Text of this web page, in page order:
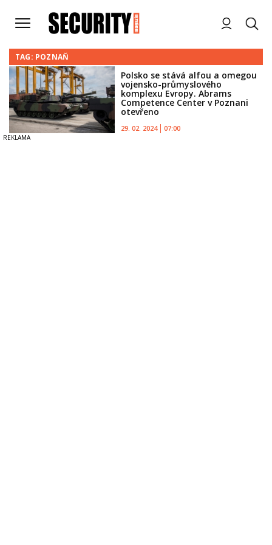
TAG: POZNAŇ
Polsko se stává alfou a omegou
vojensko-průmyslového
komplexu Evropy. Abrams
Competence Center v Poznani
otevřeno
29. 02. 2024 07:00